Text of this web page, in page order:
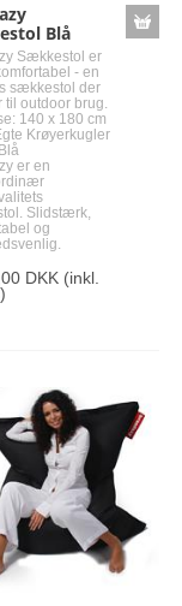
Blå
Sækkestol er
- en
sækkestol der
til outdoor brug.
140 x 180 cm
Krøyerkugler
er en
Slidstærk,
og
DKK(inkl.